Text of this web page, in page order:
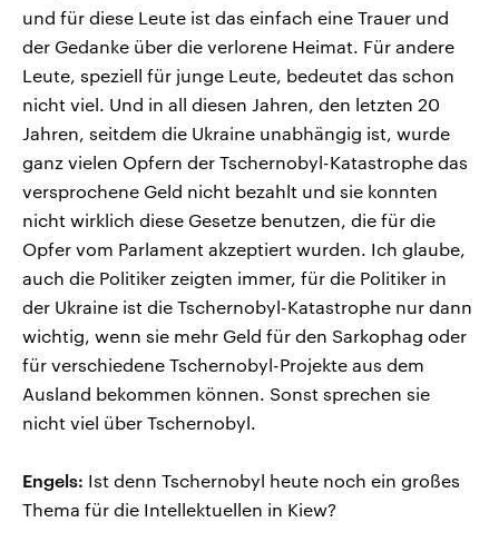
und für diese Leute ist das einfach eine Trauer und
der Gedanke über die verlorene Heimat. Für andere
Leute, speziell für junge Leute, bedeutet das schon
nicht viel. Und in all diesen Jahren, den letzten 20
Jahren, seitdem die Ukraine unabhängig ist, wurde
ganz vielen Opfern der Tschernobyl-Katastrophe das
versprochene Geld nicht bezahlt und sie konnten
nicht wirklich diese Gesetze benutzen, die für die
Opfer vom Parlament akzeptiert wurden. Ich glaube,
auch die Politiker zeigten immer, für die Politiker in
der Ukraine ist die Tschernobyl-Katastrophe nur dann
wichtig, wenn sie mehr Geld für den Sarkophag oder
für verschiedene Tschernobyl-Projekte aus dem
Ausland bekommen können. Sonst sprechen sie
nicht viel über Tschernobyl.
Engels: Ist denn Tschernobyl heute noch ein großes
Thema für die Intellektuellen in Kiew?